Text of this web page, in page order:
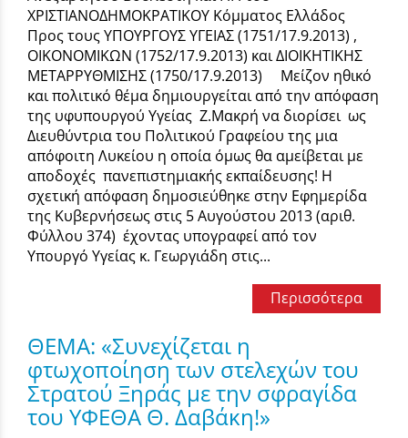
ΧΡΙΣΤΙΑΝΟΔΗΜΟΚΡΑΤΙΚΟΥ Κόμματος Ελλάδος
Προς τους ΥΠΟΥΡΓΟΥΣ ΥΓΕΙΑΣ (1751/17.9.2013) ,
ΟΙΚΟΝΟΜΙΚΩΝ (1752/17.9.2013) και ΔΙΟΙΚΗΤΙΚΗΣ
ΜΕΤΑΡΡΥΘΜΙΣΗΣ (1750/17.9.2013) Μείζον ηθικό
και πολιτικό θέμα δημιουργείται από την απόφαση
της υφυπουργού Υγείας Ζ.Μακρή να διορίσει ως
Διευθύντρια του Πολιτικού Γραφείου της μια
απόφοιτη Λυκείου η οποία όμως θα αμείβεται με
αποδοχές πανεπιστημιακής εκπαίδευσης! Η
σχετική απόφαση δημοσιεύθηκε στην Εφημερίδα
της Κυβερνήσεως στις 5 Αυγούστου 2013 (αριθ.
Φύλλου 374) έχοντας υπογραφεί από τον
Υπουργό Υγείας κ. Γεωργιάδη στις...
Περισσότερα
ΘΕΜΑ: «Συνεχίζεται η
φτωχοποίηση των στελεχών του
Στρατού Ξηράς με την σφραγίδα
του ΥΦΕΘΑ Θ. Δαβάκη!»